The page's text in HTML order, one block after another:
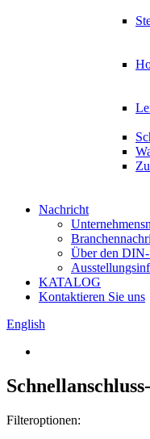
Nachricht
Über den
KATALOG
Kontaktieren Sie uns
English
Filteroptionen: